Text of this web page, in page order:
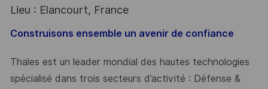
Lieu : Elancourt, France
Construisons ensemble un avenir de confiance
Thales est un leader mondial des hautes technologies
spécialisé dans trois secteurs d’activité : Défense &